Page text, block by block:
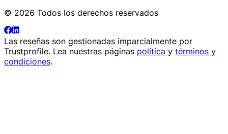
© 2026 Todos los derechos reservados
Las reseñas son gestionadas imparcialmente por
Trustprofile. Lea nuestras páginas política y términos y
condiciones.